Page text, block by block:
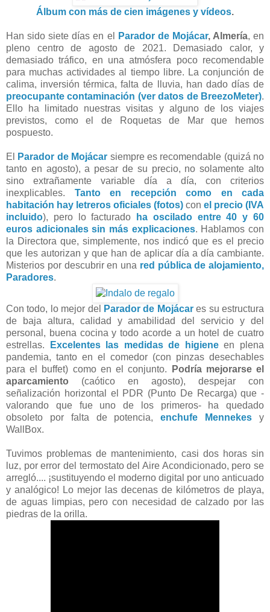
Álbum con más de cien imágenes y vídeos.
Han sido siete días en el Parador de Mojácar, Almería, en
pleno centro de agosto de 2021. Demasiado calor, y
demasiado tráfico, en una atmósfera poco recomendable
para muchas actividades al tiempo libre. La conjunción de
calima, inversión térmica, falta de lluvia, han dado días de
preocupante contaminación (ver datos de BreezoMeter).
Ello ha limitado nuestras visitas y alguno de los viajes
previstos, como el de Roquetas de Mar que hemos
pospuesto.
El Parador de Mojácar siempre es recomendable (quizá no
tanto en agosto), a pesar de su precio, no solamente alto
sino extrañamente variable día a día, con criterios
inexplicables. Tanto en recepción como en cada
habitación hay letreros oficiales (fotos) con el precio (IVA
incluido), pero lo facturado
ha oscilado entre 40 y 60
euros adicionales sin más explicaciones. Hablamos con
la Directora que, simplemente, nos indicó que es el precio
que les autorizan y que han de aplicar día a día cambiante.
Misterios por descubrir en una red pública de alojamiento,
Paradores.
Con todo, lo mejor del Parador de Mojácar es su estructura
de baja altura, calidad y amabilidad del servicio y del
personal, buena cocina y todo acorde a un hotel de cuatro
estrellas.
Excelentes las medidas de higieneen plena
pandemia, tanto en el comedor (con pinzas desechables
para el buffet) como en el conjunto.
Podría mejorarse el
aparcamiento (caótico en agosto), despejar con
señalización horizontal el PDR (Punto De Recarga) que -
valorando que fue uno de los primeros- ha quedado
obsoleto por falta de potencia,enchufe Mennekes y
WallBox.
Tuvimos problemas de mantenimiento, casi dos horas sin
luz, por error del termostato del Aire Acondicionado, pero se
arregló.... ¡sustituyendo el moderno digital por uno anticuado
y analógico! Lo mejor las decenas de kilómetros de playa,
de aguas limpias, pero con necesidad de calzado por las
piedras de la orilla.